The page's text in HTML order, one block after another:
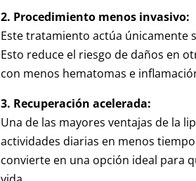
2. Procedimiento menos invasivo:
Este tratamiento actúa únicamente
Esto reduce el riesgo de daños en
con menos hematomas e
3. Recuperación acelerada:
Una de las mayores ventajas de la
actividades diarias en menos
convierte en una opción ideal para